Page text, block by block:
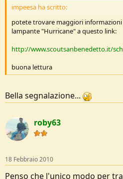
impeesa ha scritto:
potete trovare maggiori
lampante "Hurricane" a questo link:
http://www.scoutsanbenedetto.it/
buona lettura
Bella segnalazione...
roby63
18 Febbraio 2010
Penso che l'unico modo per